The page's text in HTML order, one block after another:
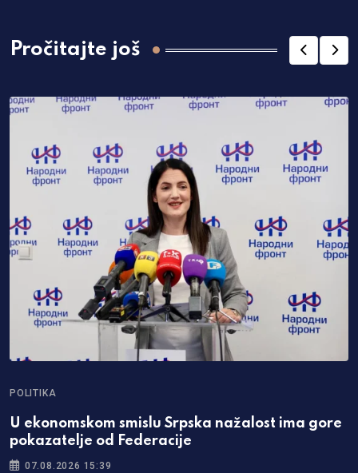
Pročitajte još
POLITIKA
U ekonomskom smislu Srpska nažalost ima gore
pokazatelje od Federacije
07.08.2026 15:39